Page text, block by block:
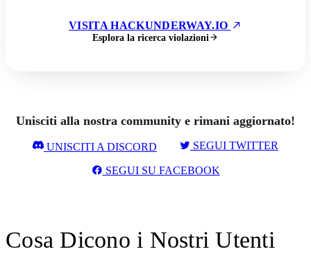
VISITA HACKUNDERWAY.IO
Esplora la ricerca violazioni
Unisciti alla nostra community e rimani aggiornato!
UNISCITI A DISCORD SEGUI TWITTER
SEGUI SU FACEBOOK
Cosa Dicono i Nostri Utenti